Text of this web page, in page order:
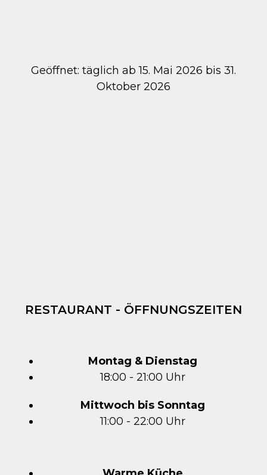
Geöffnet: täglich ab 15. Mai 2026 bis 31.
Oktober 2026
RESTAURANT - ÖFFNUNGSZEITEN
Montag & Dienstag
18:00 - 21:00 Uhr
Mittwoch bis Sonntag
11:00 - 22:00 Uhr